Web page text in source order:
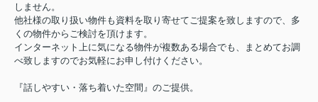
しません。
他社様の取り扱い物件も資料を取り寄せてご提案を致しますので、多
くの物件からご検討を頂けます。
インターネット上に気になる物件が複数ある場合でも、まとめてお調
べ致しますのでお気軽にお申し付けください。
『話しやすい・落ち着いた空間』のご提供。